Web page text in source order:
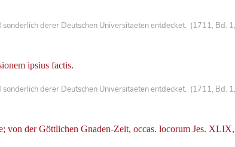
derer Deutschen Universitaeten entdecket. (1711, Bd.
ipsius factis.
derer Deutschen Universitaeten entdecket. (1711, Bd.
von der Göttlichen Gnaden-Zeit, occas. locorum Jes.